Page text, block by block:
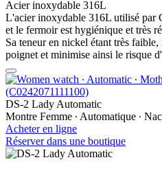
Acier inoxydable 316L
L'acier inoxydable 316L utilisé par
et le fermoir est hygiénique et très
Sa teneur en nickel étant très
poignet et minimise ainsi le risque
DS-2 Lady Automatic
Montre Femme ∙ Automatique ∙
Acheter en ligne
Réserver dans une boutique